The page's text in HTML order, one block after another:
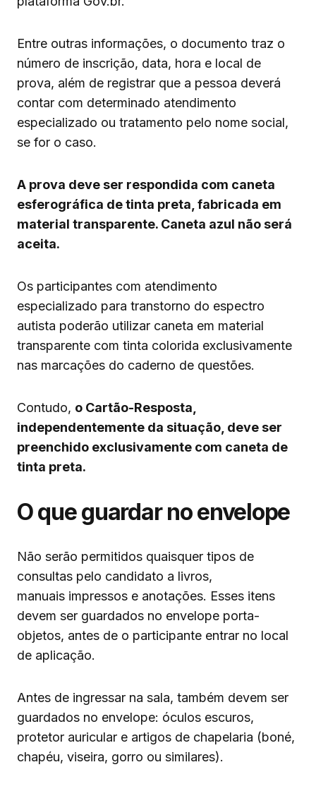
Entre outras informações, o documento traz o
número de inscrição, data, hora e local de
prova, além de registrar que a pessoa deverá
contar com determinado atendimento
especializado ou tratamento pelo nome social,
se for o caso.
A prova deve ser respondida com caneta
esferográfica de tinta preta, fabricada em
material transparente. Caneta azul não será
aceita.
Os participantes com atendimento
especializado para transtorno do espectro
autista poderão utilizar caneta em material
transparente com tinta colorida exclusivamente
nas marcações do caderno de questões.
Contudo, o Cartão-Resposta,
independentemente da situação, deve ser
preenchido exclusivamente com caneta de
tinta preta.
O que guardar no envelope
Não serão permitidos quaisquer tipos de
consultas pelo candidato a livros,
manuais impressos e anotações. Esses itens
devem ser guardados no envelope porta-
objetos, antes de o participante entrar no local
de aplicação.
Antes de ingressar na sala, também devem ser
guardados no envelope: óculos escuros,
protetor auricular e artigos de chapelaria (boné,
chapéu, viseira, gorro ou similares).